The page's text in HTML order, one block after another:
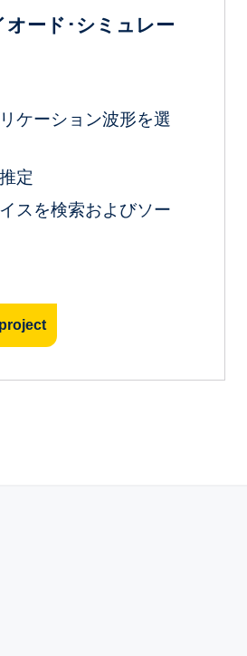
オード･シミュレー
ケーション波形を選
定
スを検索およびソー